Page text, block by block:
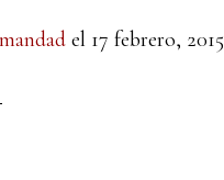
el 17 febrero, 2015